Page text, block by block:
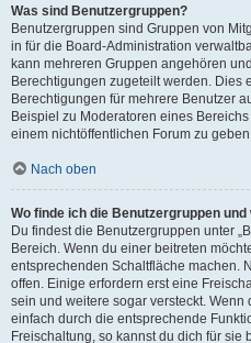
Was sind Benutzergruppen?
Benutzergruppen sind Gruppen von
in für die Board-Administration
kann mehreren Gruppen angehören
Berechtigungen zugeteilt werden. Dies
Berechtigungen für mehrere Benutzer
Beispiel zu Moderatoren eines
einem nichtöffentlichen Forum zu
Nach oben
Wo finde ich die Benutzergruppen
Du findest die Benutzergruppen unter
Bereich. Wenn du einer beitreten
entsprechenden Schaltfläche machen.
offen. Einige erfordern erst eine
sein und weitere sogar versteckt. Wenn
einfach durch die entsprechende
Freischaltung, so kannst du dich für